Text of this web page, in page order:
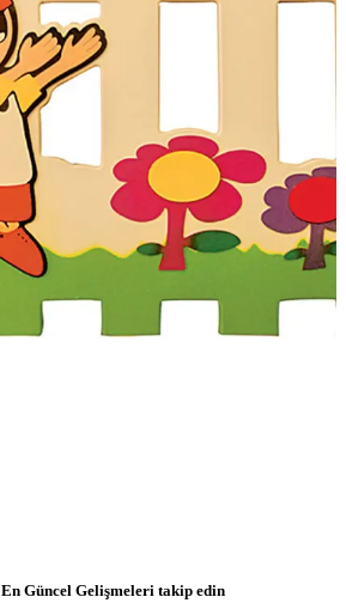
En Güncel Gelişmeleri takip edin